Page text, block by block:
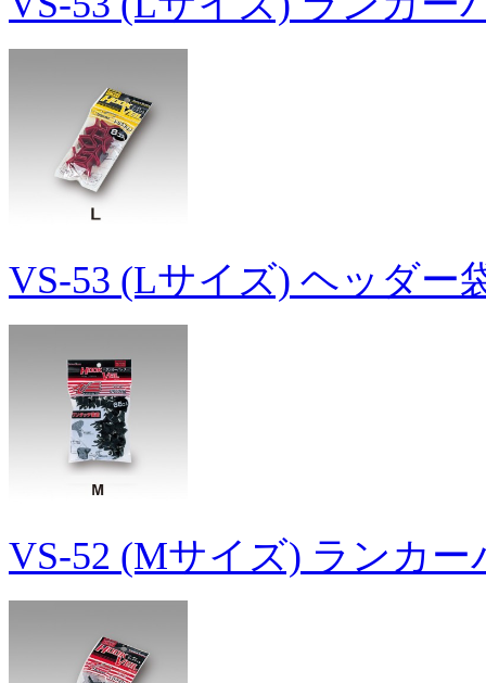
VS-53 (Lサイズ) ヘッダー
VS-52 (Mサイズ) ランカー